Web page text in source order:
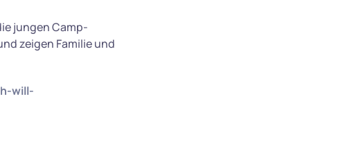
jungen Camp-
zeigen Familie und
will-